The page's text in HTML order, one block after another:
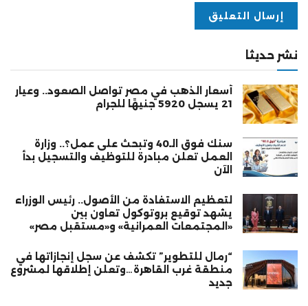
نشر حديثا
أسعار الذهب في مصر تواصل الصعود.. وعيار
21 يسجل 5920 جنيهًا للجرام
سنك فوق الـ40 وتبحث على عمل؟.. وزارة
العمل تعلن مبادرة للتوظيف والتسجيل بدأ
الآن
لتعظيم الاستفادة من الأصول.. رئيس الوزراء
يشهد توقيع بروتوكول تعاون بين
«المجتمعات العمرانية» و«مستقبل مصر»
“رمال للتطوير” تكشف عن سجل إنجازاتها في
منطقة غرب القاهرة…وتعلن إطلاقها لمشروع
جديد